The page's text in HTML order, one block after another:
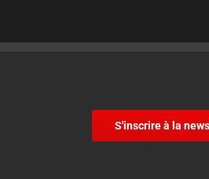
S'inscrire à la